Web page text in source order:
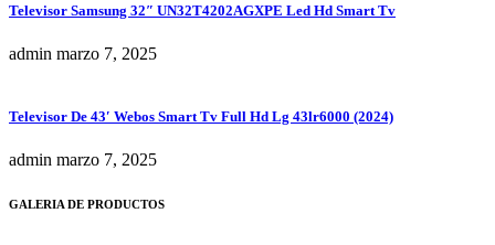
Televisor Samsung 32″ UN32T4202AGXPE Led Hd Smart Tv
admin marzo 7, 2025
Televisor De 43′ Webos Smart Tv Full Hd Lg 43lr6000 (2024)
admin marzo 7, 2025
GALERIA DE PRODUCTOS